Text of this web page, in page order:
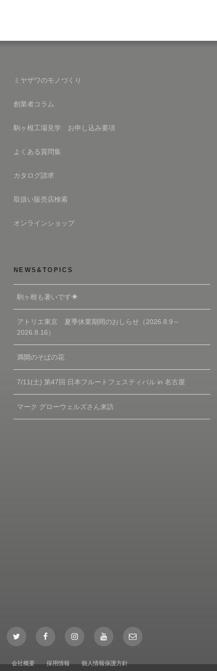
ミヤザワのモノづくり
創業者コラム
駒ヶ根工場見学 お申し込み要項
よくある質問集
カタログ請求
取扱い販売店検索
オンラインショップ
NEWS&TOPICS
駒ヶ根も暑いです☀
アトリエ東京 夏季休業期間のおしらせ（2026.8.9～
2026.8.16）
満開のそばの花
7/11(土) 第47回 日本フルートフェスティバル in 名古屋
マーク グローウェルズさん来訪
Twitter FacebookInstagramYouTubeMail
会社概要 採用情報
個人情報保護方針